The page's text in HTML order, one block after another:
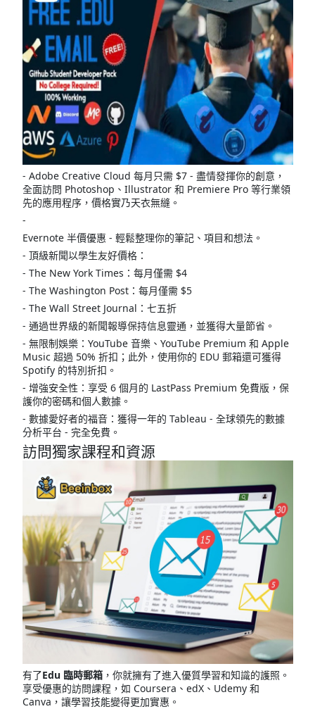
- Adobe Creative Cloud 每月只需 $7 - 盡情發揮你的創意，
全面訪問 Photoshop、Illustrator 和 Premiere Pro 等行業領
先的應用程序，價格實乃天衣無縫。
-
Evernote 半價優惠 - 輕鬆整理你的筆記、項目和想法。
- 頂級新聞以學生友好價格：
- The New York Times：每月僅需 $4
- The Washington Post：每月僅需 $5
- The Wall Street Journal：七五折
- 通過世界級的新聞報導保持信息靈通，並獲得大量節省。
- 無限制娛樂：YouTube 音樂、YouTube Premium 和 Apple
Music 超過 50% 折扣；此外，使用你的 EDU 郵箱還可獲得
Spotify 的特別折扣。
- 增強安全性：享受 6 個月的 LastPass Premium 免費版，保
護你的密碼和個人數據。
- 數據愛好者的福音：獲得一年的 Tableau - 全球領先的數據
分析平台 - 完全免費。
訪問獨家課程和資源
有了Edu 臨時郵箱，你就擁有了進入優質學習和知識的護照。
享受優惠的訪問課程，如 Coursera、edX、Udemy 和
Canva，讓學習技能變得更加實惠。